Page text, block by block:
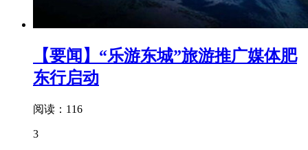
【要闻】“乐游东城”旅游推广媒体肥
东行启动
阅读：116
3